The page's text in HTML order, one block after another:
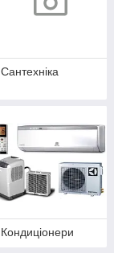
Сантехніка
Кондиціонери